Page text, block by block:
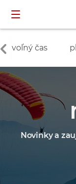
voľný čas
Novinky a